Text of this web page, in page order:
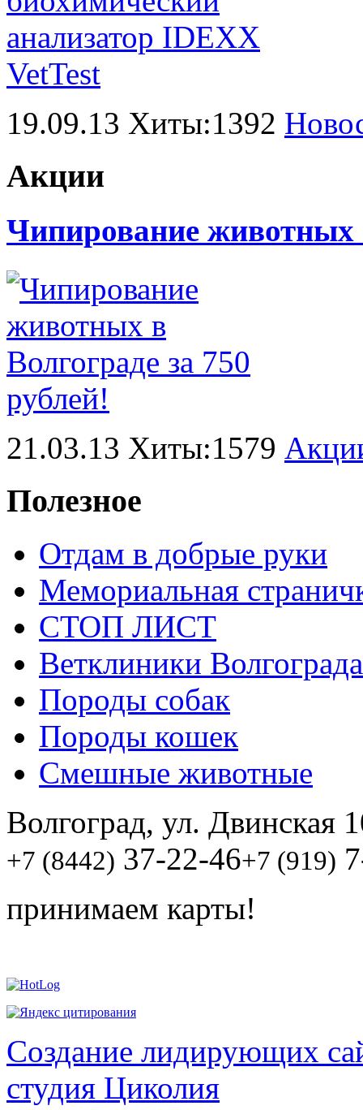
19.09.13 Хиты:1392
Акции
Чипирование животных
21.03.13 Хиты:1579
Полезное
Отдам в добрые руки
Мемориальная
СТОП ЛИСТ
Ветклиники Волгограда
Породы собак
Породы кошек
Смешные животные
Волгоград, ул. Двинская
+7 (8442) 37-22-46+7 (919)
принимаем карты!
Создание лидирующих
студия Циколия